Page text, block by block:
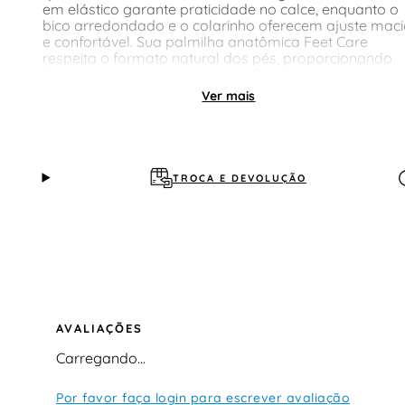
em elástico garante praticidade no calce, enquanto o
bico arredondado e o colarinho oferecem ajuste
e confortável. Sua palmilha anatômica Feet Care
respeita o formato natural dos pés, proporcionando
EVA assegura estabilidade e leveza, acompanhando
cada movimento com segurança. Um modelo versátil
Ver mais
TROCA E DEVOLUÇÃO
AVALIAÇÕES
Carregando…
Por favor faça login para escrever avaliação